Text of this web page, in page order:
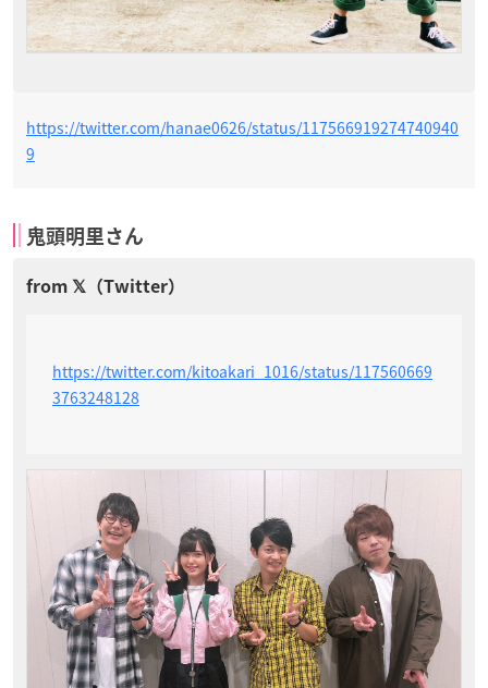
https://twitter.com/hanae0626/status/117566919274740940
9
鬼頭明里さん
https://twitter.com/kitoakari_1016/status/117560669
3763248128